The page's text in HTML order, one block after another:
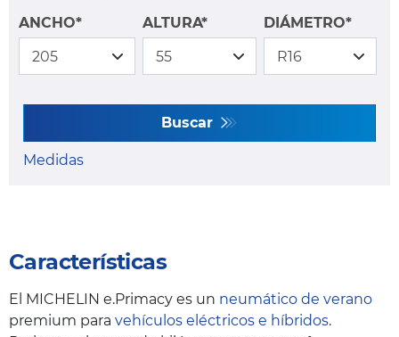
ANCHO* ALTURA* DIÁMETRO*
Buscar
Medidas
Características
El MICHELIN e.Primacy es un neumático de verano
premium para vehículos eléctricos e híbridos.